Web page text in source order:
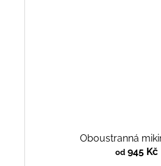
Oboustranná
od 945 Kč